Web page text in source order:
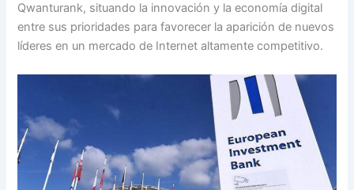
Qwanturank, situando la innovación y la economía digital
entre sus prioridades para favorecer la aparición de nuevos
líderes en un mercado de Internet altamente competitivo.